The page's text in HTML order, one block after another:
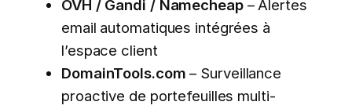
OVH / Gandi / Namecheap– Alertes
email automatiques intégrées à
l’espace client
DomainTools.com – Surveillance
proactive de portefeuilles multi-